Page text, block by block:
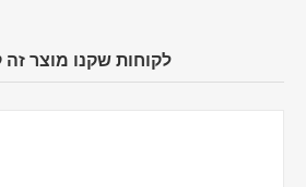
לקוחות שקנו מוצר זה